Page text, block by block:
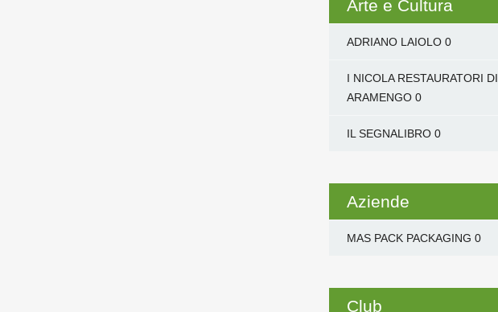
Arte e Cultura
ADRIANO LAIOLO0
I NICOLA RESTAURATORI DI
ARAMENGO0
IL SEGNALIBRO0
Aziende
MAS PACK PACKAGING 0
Club